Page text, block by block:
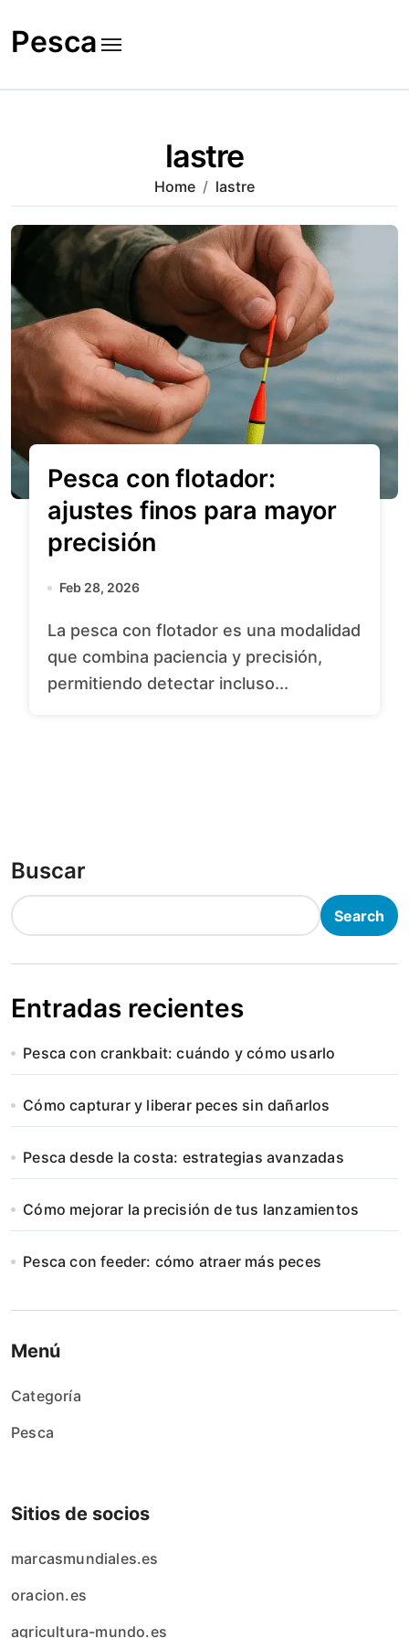
to
content
Pesca
lastre
Home lastre
Pesca con flotador:
ajustes finos para mayor
precisión
Feb 28, 2026
La pesca con flotador es una modalidad
que combina paciencia y precisión,
permitiendo detectar incluso...
Buscar
Search
Entradas recientes
Pesca con crankbait: cuándo y cómo usarlo
Cómo capturar y liberar peces sin dañarlos
Pesca desde la costa: estrategias avanzadas
Cómo mejorar la precisión de tus lanzamientos
Pesca con feeder: cómo atraer más peces
Menú
Categoría
Pesca
Sitios de socios
marcasmundiales.es
oracion.es
agricultura-mundo.es